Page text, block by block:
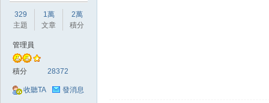
329
主題
1萬
文章
2萬
積分
管理員
積分 28372
收聽TA 發消息